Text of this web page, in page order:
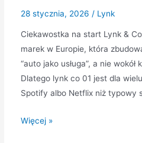
28 stycznia, 2026 / Lynk
Ciekawostka na start Lynk &
marek w Europie, która
“auto jako usługa”, a nie
Dlatego lynk co 01 jest dla
Spotify albo Netflix niż typowy
Lynk
Więcej »